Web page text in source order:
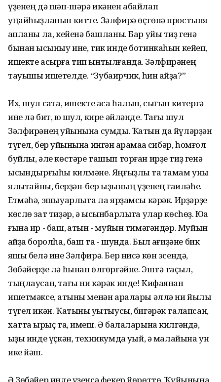
үҙенең дә шәп-шәрә икәнен абайлап
уңайһыҙланып китте. Зәлфирә өҫтөнә простыня
ҡапланы ла, кейенә башланы. Бар уйы тиҙ генә
бынан ысҡыныу ине, тик инде ботинкаһын кейеп,
ишекте асырға тип ынтылғанда. Зәлфирәнең
тауышы ишетелде. “Зубаирчик, һин ҡайҙа?”
Их, шул саҡта, ишекте аса һалып, сығып китергә
ине лә бит, юҡ шул, кире әйләнде. Тағы шул
Зәлфирәнең ҡуйынына сумды. Ҡатын да йүләрҙән
түгел, бер ҡуйынына ингән ҡарамаҡҡа сибәр, һомғол
буйлы, әле көстәре ташып торған ирҙе тиҙ генә
ысҡындырғыһы килмәне. Яңғыҙлыҡ та тамам уны
ялҡытҡайны, берҙән-бер ҡыҙының үҙенең ғаиләһе.
Етмәһә, эшҡыуарлыҡта ла ярҙамсы кәрәк. Ирҙәрҙе
көслө зат тиҙәр, ә ысынбарлыҡта улар көсһөҙ. Юҡҡа
ғына ир - баш, ҡатын - муйын тимәгәндәр. Муйын
ҡайҙа боролһа, баш та - шунда. Был ҡағиҙәне бик
яҡшы белә ине Зәлфирә. Бер нисә көн эсендә,
Зөбәйерҙе лә һынап өлгөргәйне. Эштә таҫыл,
тыңлаусан, тағы ни кәрәк инде! Кифаянан
ишетмәксе, ҡатыны менән аралары әллә ни йылы
түгел икән. Ҡатыны уҡытыусы, бигәрәк талапсан,
хатта ҡырыҫ та, имеш. Ә балаларына килгәндә,
ҡыҙы инде үҫкән, техникумда уҡый, ә малайына ун
ике йәш.